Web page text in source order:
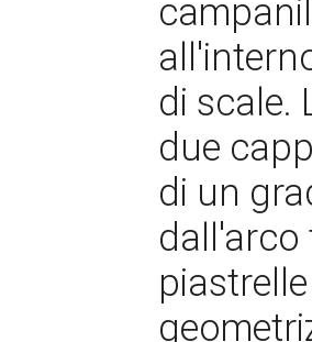
di scale.
due
di un
dall'arco